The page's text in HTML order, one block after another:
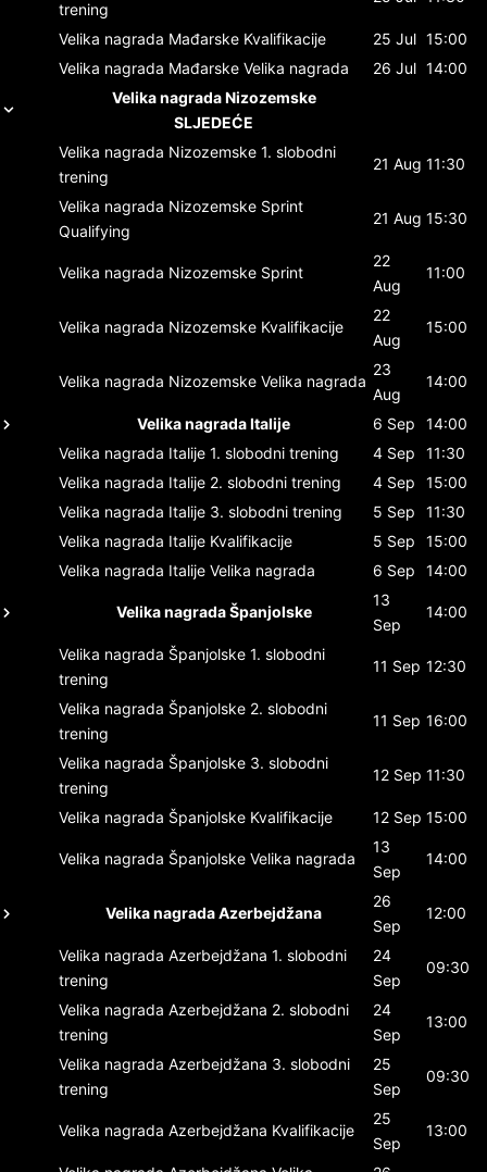
trening
Velika nagrada Mađarske Kvalifikacije 25 Jul 15:00
Velika nagrada Mađarske Velika nagrada 26 Jul 14:00
Velika nagrada Nizozemske
SLJEDEĆE
Velika nagrada Nizozemske 1. slobodni
trening
21 Aug 11:30
Velika nagrada Nizozemske Sprint
Qualifying
21 Aug 15:30
Velika nagrada Nizozemske Sprint
22
Aug
11:00
Velika nagrada Nizozemske Kvalifikacije
22
Aug
15:00
Velika nagrada Nizozemske Velika nagrada
23
Aug
14:00
Velika nagrada Italije 6 Sep
14:00
Velika nagrada Italije 1. slobodni trening 4 Sep
11:30
Velika nagrada Italije 2. slobodni trening 4 Sep
15:00
Velika nagrada Italije 3. slobodni trening 5 Sep
11:30
Velika nagrada Italije Kvalifikacije 5 Sep
15:00
Velika nagrada Italije Velika nagrada 6 Sep 14:00
Velika nagrada Španjolske
13
Sep
14:00
Velika nagrada Španjolske 1. slobodni
trening
11 Sep 12:30
Velika nagrada Španjolske 2. slobodni
trening
11 Sep 16:00
Velika nagrada Španjolske 3. slobodni
trening
12 Sep 11:30
Velika nagrada Španjolske Kvalifikacije 12 Sep 15:00
Velika nagrada Španjolske Velika nagrada
13
Sep
14:00
Velika nagrada Azerbejdžana
26
Sep
12:00
Velika nagrada Azerbejdžana 1. slobodni
trening
24
Sep
09:30
Velika nagrada Azerbejdžana 2. slobodni
trening
24
Sep
13:00
Velika nagrada Azerbejdžana 3. slobodni
trening
25
Sep
09:30
Velika nagrada Azerbejdžana Kvalifikacije
25
Sep
13:00